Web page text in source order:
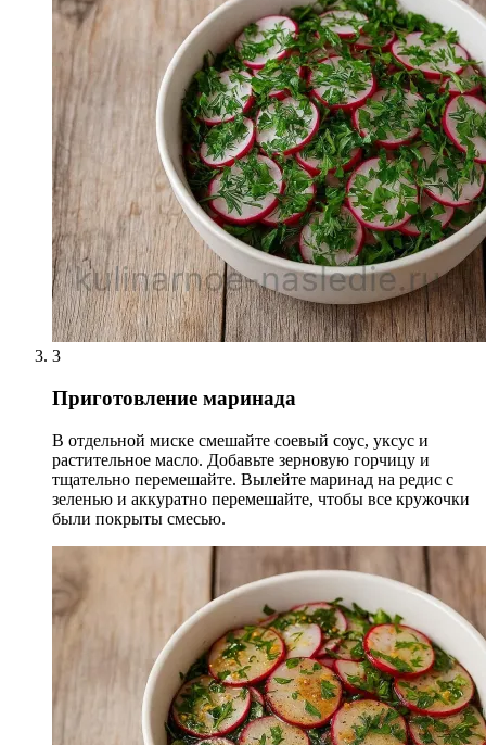
3
Приготовление маринада
В отдельной миске смешайте соевый соус, уксус и
растительное масло. Добавьте зерновую горчицу и
тщательно перемешайте. Вылейте маринад на редис с
зеленью и аккуратно перемешайте, чтобы все кружочки
были покрыты смесью.